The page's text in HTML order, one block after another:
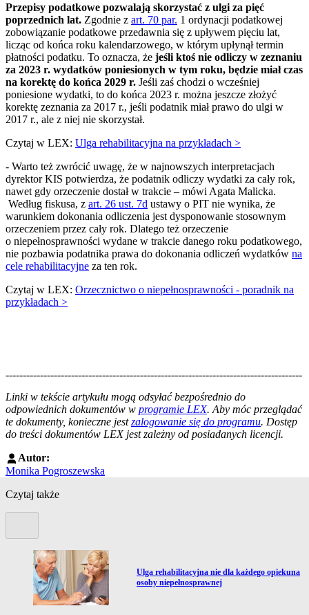
Przepisy podatkowe pozwalają skorzystać z ulgi za pięć
poprzednich lat. Zgodnie z art. 70 par. 1 ordynacji podatkowej
zobowiązanie podatkowe przedawnia się z upływem pięciu lat,
licząc od końca roku kalendarzowego, w którym upłynął termin
płatności podatku. To oznacza, że jeśli ktoś nie odliczy w zeznaniu
za 2023 r. wydatków poniesionych w tym roku, będzie miał czas
na korektę do końca 2029 r. Jeśli zaś chodzi o wcześniej
poniesione wydatki, to do końca 2023 r. można jeszcze złożyć
korektę zeznania za 2017 r., jeśli podatnik miał prawo do ulgi w
2017 r., ale z niej nie skorzystał.
Czytaj w LEX: Ulga rehabilitacyjna na przykładach >
- Warto też zwrócić uwagę, że w najnowszych interpretacjach
dyrektor KIS potwierdza, że podatnik odliczy wydatki za cały rok,
nawet gdy orzeczenie dostał w trakcie – mówi Agata Malicka.
Według fiskusa, z art. 26 ust. 7d ustawy o PIT nie wynika, że
warunkiem dokonania odliczenia jest dysponowanie stosownym
orzeczeniem przez cały rok. Dlatego też orzeczenie
o niepełnosprawności wydane w trakcie danego roku podatkowego,
nie pozbawia podatnika prawa do dokonania odliczeń wydatków na
cele rehabilitacyjne za ten rok.
Czytaj w LEX: Orzecznictwo o niepełnosprawności - poradnik na
przykładach >
--------------------------------------------------------------------------------------
Linki w tekście artykułu mogą odsyłać bezpośrednio do
odpowiednich dokumentów w programie LEX. Aby móc przeglądać
te dokumenty, konieczne jestzalogowanie się do programu. Dostęp
do treści dokumentów LEX jest zależny od posiadanych licencji.
Autor:
Monika Pogroszewska
Czytaj także
Przejdź do artykułu:
Ulga rehabilitacyjna nie dla każdego opiekuna
osoby niepełnosprawnej